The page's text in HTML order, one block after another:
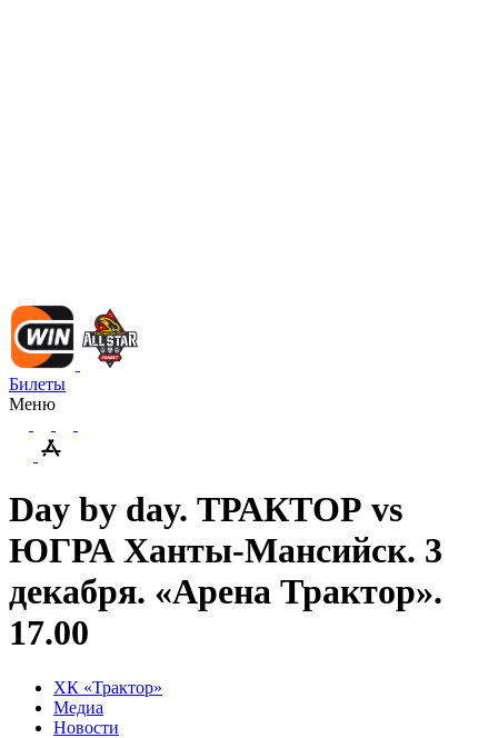
Билеты
Меню
Day by day. ТРАКТОР vs
ЮГРА Ханты-Мансийск. 3
декабря. «Арена Трактор».
17.00
ХК «Трактор»
Медиа
Новости